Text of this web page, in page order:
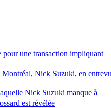
une transaction impliquant
Nick Suzuki manque à
est révélée